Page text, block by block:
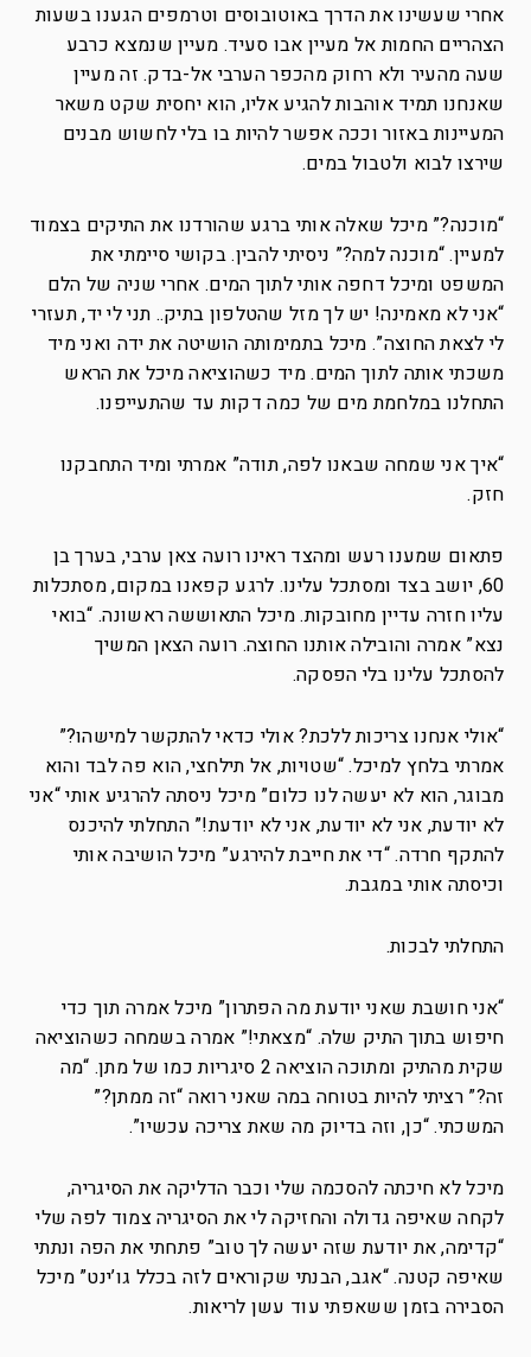
אחרי שעשינו את הדרך באוטובוסים וטרמפים הגענו בשעות
הצהריים החמות אל מעיין אבו סעיד. מעיין שנמצא כרבע
שעה מהעיר ולא רחוק מהכפר הערבי אל-בדק. זה מעיין
שאנחנו תמיד אוהבות להגיע אליו, הוא יחסית שקט משאר
המעיינות באזור וככה אפשר להיות בו בלי לחשוש מבנים
שירצו לבוא ולטבול במים.
“מוכנה?” מיכל שאלה אותי ברגע שהורדנו את התיקים בצמוד
למעיין. “מוכנה למה?” ניסיתי להבין. בקושי סיימתי את
המשפט ומיכל דחפה אותי לתוך המים. אחרי שניה של הלם
“אני לא מאמינה! יש לך מזל שהטלפון בתיק.. תני לי יד, תעזרי
לי לצאת החוצה”. מיכל בתמימותה הושיטה את ידה ואני מיד
משכתי אותה לתוך המים. מיד כשהוציאה מיכל את הראש
התחלנו במלחמת מים של כמה דקות עד שהתעייפנו.
“איך אני שמחה שבאנו לפה, תודה” אמרתי ומיד התחבקנו
חזק.
פתאום שמענו רעש ומהצד ראינו רועה צאן ערבי, בערך בן
60, יושב בצד ומסתכל עלינו. לרגע קפאנו במקום, מסתכלות
עליו חזרה עדיין מחובקות. מיכל התאוששה ראשונה. “בואי
נצא” אמרה והובילה אותנו החוצה. רועה הצאן המשיך
להסתכל עלינו בלי הפסקה.
“אולי אנחנו צריכות ללכת? אולי כדאי להתקשר למישהו?”
אמרתי בלחץ למיכל. “שטויות, אל תילחצי, הוא פה לבד והוא
מבוגר, הוא לא יעשה לנו כלום” מיכל ניסתה להרגיע אותי “אני
לא יודעת, אני לא יודעת, אני לא יודעת!” התחלתי להיכנס
להתקף חרדה. “די את חייבת להירגע” מיכל הושיבה אותי
וכיסתה אותי במגבת.
התחלתי לבכות.
“אני חושבת שאני יודעת מה הפתרון” מיכל אמרה תוך כדי
חיפוש בתוך התיק שלה. “מצאתי!” אמרה בשמחה כשהוציאה
שקית מהתיק ומתוכה הוציאה 2 סיגריות כמו של מתן. “מה
זה?” רציתי להיות בטוחה במה שאני רואה “זה ממתן?”
המשכתי. “כן, וזה בדיוק מה שאת צריכה עכשיו”.
מיכל לא חיכתה להסכמה שלי וכבר הדליקה את הסיגריה,
לקחה שאיפה גדולה והחזיקה לי את הסיגריה צמוד לפה שלי
“קדימה, את יודעת שזה יעשה לך טוב” פתחתי את הפה ונתתי
שאיפה קטנה. “אגב, הבנתי שקוראים לזה בכלל גו’ינט” מיכל
הסבירה בזמן ששאפתי עוד עשן לריאות.